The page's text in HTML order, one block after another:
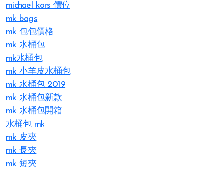
michael kors 價位
mk bags
mk 包包價格
mk 水桶包
mk水桶包
mk 小羊皮水桶包
mk 水桶包 2019
mk 水桶包新款
mk 水桶包開箱
水桶包 mk
mk 皮夾
mk 長夾
mk 短夾